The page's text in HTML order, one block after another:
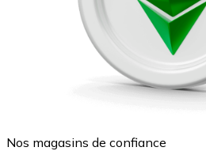
Nos magasins de confiance